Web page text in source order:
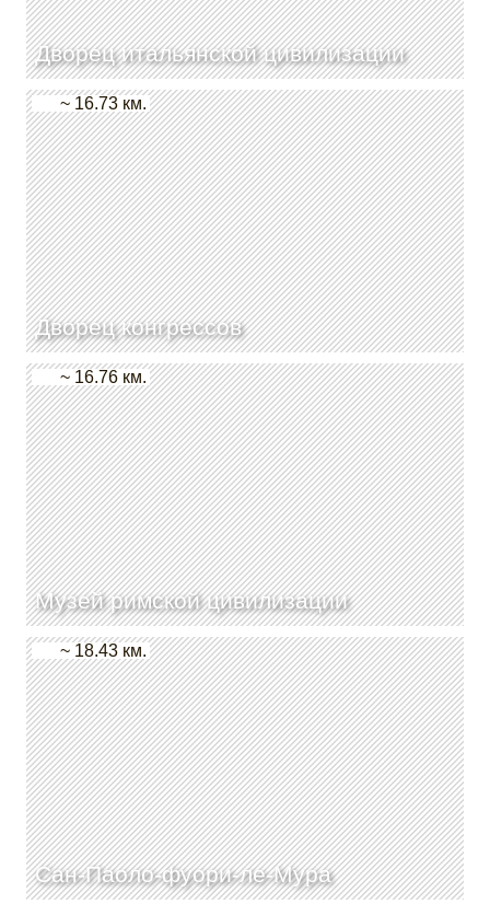
Дворец итальянской цивилизации
Дворец конгрессов
~ 16.73 км.
Музей римской цивилизации
~ 16.76 км.
Сан-Паоло-фуори-ле-Мура
~ 18.43 км.